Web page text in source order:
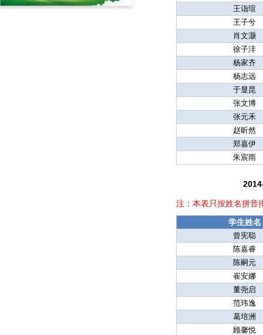
王诣瑄
王子兮
肖文灏
徐子沣
杨家齐
杨志远
于显昆
张文博
张元禾
赵昕然
郑嘉伊
朱宸雨
注：本表只按姓名拼音
学生姓名
曾宪聪
陈嘉睿
陈嗣元
崔安娜
董尧启
范玮逸
葛培洲
顾馨悦